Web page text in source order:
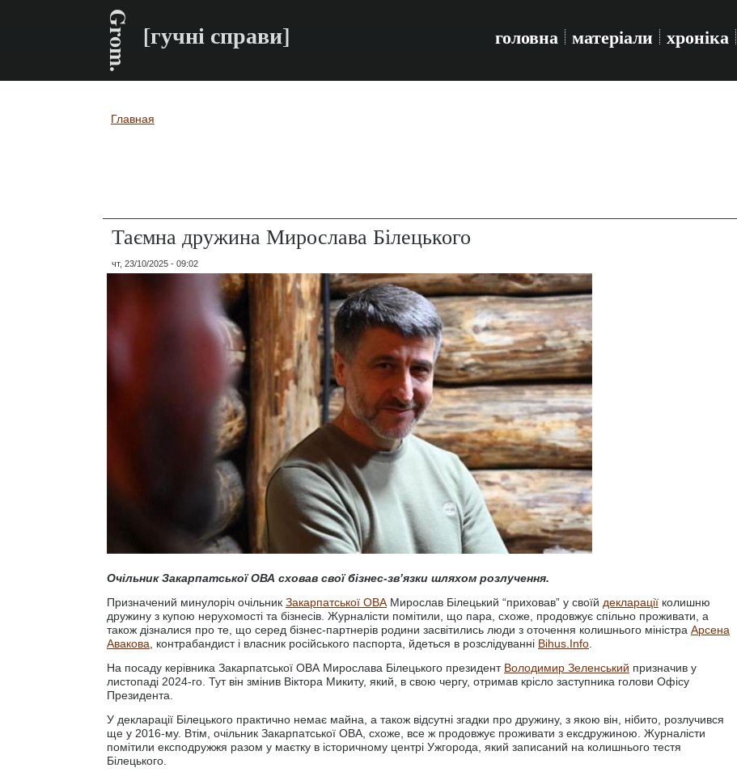
Grom. [гучні справи] головна матеріали хроніка
Вы здесь
Главная
Таємна дружина Мирослава Білецького
чт, 23/10/2025 - 09:02
Очільник Закарпатської ОВА сховав свої бізнес-зв’язки шляхом розлучення.
Призначений минулоріч очільник Закарпатської ОВА Мирослав Білецький “приховав” у своїй декларації колишню
дружину з купою нерухомості та бізнесів. Журналісти помітили, що пара, схоже, продовжує спільно проживати, а
також дізналися про те, що серед бізнес-партнерів родини засвітились люди з оточення колишнього міністра Арсена
Авакова , контрабандист і власник російського паспорта, йдеться в розслідуванні Bihus.Info
На посаду керівника Закарпатської ОВА Мирослава Білецького президент Володимир Зеленський призначив у
листопаді 2024-го. Тут він змінив Віктора Микиту, який, в свою чергу, отримав крісло заступника голови Офісу
Президента.
У декларації Білецького практично немає майна, а також відсутні згадки про дружину, з якою він, нібито, розлучився
ще у 2016-му. Втім, очільник Закарпатської ОВА, схоже, все ж продовжує проживати з ексдружиною. Журналісти
помітили експодружжя разом у маєтку в історичному центрі Ужгорода, який записаний на колишнього тестя
Білецького.